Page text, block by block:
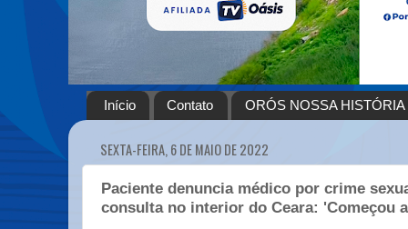
Início Contato ORÓS NOSSA HISTÓRIA
SEXTA-FEIRA, 6 DE MAIO DE 2022
Paciente denuncia médico por crime
consulta no interior do Ceara: 'Começou